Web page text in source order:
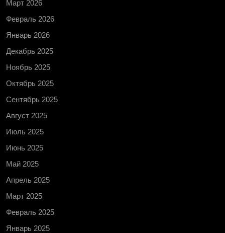
Март 2026
Февраль 2026
Январь 2026
Декабрь 2025
Ноябрь 2025
Октябрь 2025
Сентябрь 2025
Август 2025
Июль 2025
Июнь 2025
Май 2025
Апрель 2025
Март 2025
Февраль 2025
Январь 2025